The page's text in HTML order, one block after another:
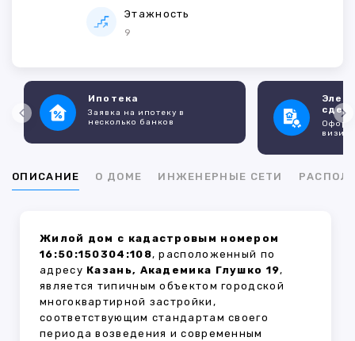
Этажность
9
Ипотека
Заявка на ипотеку в
несколько банков
ОПИСАНИЕ О ДОМЕ ИНЖЕНЕРНЫЕ СЕТИ
Жилой дом с кадастровым номером
16:50:150304:108, расположенный по
адресу Казань, Академика Глушко 19,
является типичным объектом городской
многоквартирной застройки,
соответствующим стандартам своего
периода возведения и современным